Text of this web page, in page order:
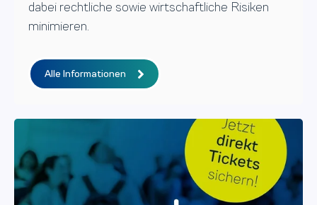
dabei rechtliche sowie wirtschaftliche Risiken
minimieren.
Alle Informationen